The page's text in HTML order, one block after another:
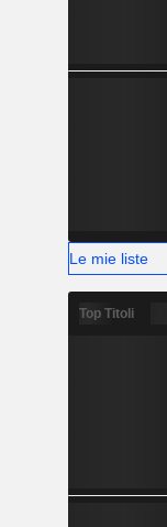
Le mie liste
Top Titoli